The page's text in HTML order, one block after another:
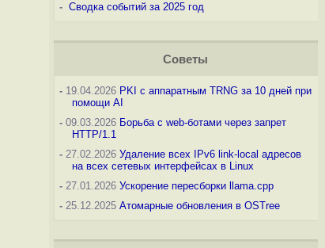
- Сводка событий за 2025 год
Советы
-19.04.2026 PKI с аппаратным TRNG за 10 дней при
помощи AI
-09.03.2026 Борьба с web-ботами через запрет
HTTP/1.1
-27.02.2026 Удаление всех IPv6 link-local адресов
на всех сетевых интерфейсах в Linux
-27.01.2026 Ускорение пересборки llama.cpp
-25.12.2025 Атомарные обновления в OSTree